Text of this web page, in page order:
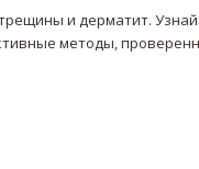
и дерматит.
методы,